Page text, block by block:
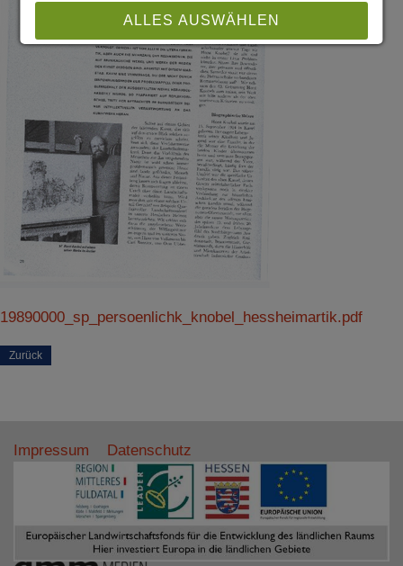
19890000_sp_persoenlichk_knobel_hessheimartik.pdf
Zurück
Impressum Datenschutz
ALLES AUSWÄHLEN
ABLEHNEN
SPEICHERN
Details anzeigen
Impressum |Datenschutz